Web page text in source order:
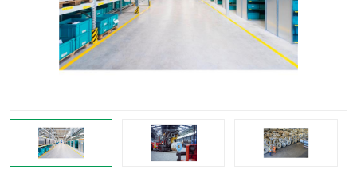
工厂ERP软件 制造业ERP系统
工厂ERP系统 皮具厂erp系统
玩具厂erp系统 五金厂erp系统
小工厂erp系统 印染厂erp系统